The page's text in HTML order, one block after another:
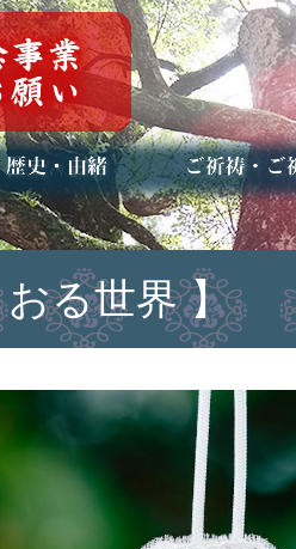
・ご祭神
行事
ィア掲載 ご祈祷・ご祈
安産祈願
初宮参り
七五三詣
長寿のお祝い
神前結婚式
厄祓い・方位
車のお祓い
地鎮祭
神葬祭（神式
る世界 】